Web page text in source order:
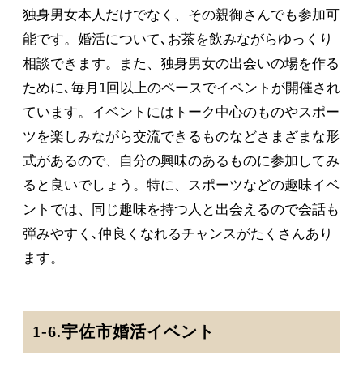
独身男女本人だけでなく、その親御さんでも参加可
能です。婚活について､お茶を飲みながらゆっくり
相談できます。また、独身男女の出会いの場を作る
ために､毎月1回以上のペースでイベントが開催され
ています。イベントにはトーク中心のものやスポー
ツを楽しみながら交流できるものなどさまざまな形
式があるので、自分の興味のあるものに参加してみ
ると良いでしょう。特に、スポーツなどの趣味イベ
ントでは、同じ趣味を持つ人と出会えるので会話も
弾みやすく､仲良くなれるチャンスがたくさんあり
ます。
1-6.宇佐市婚活イベント